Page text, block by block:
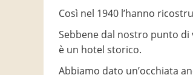
Così nel 1940 l’hanno
Sebbene dal nostro punto
è un hotel storico.
Abbiamo dato un’occhiata